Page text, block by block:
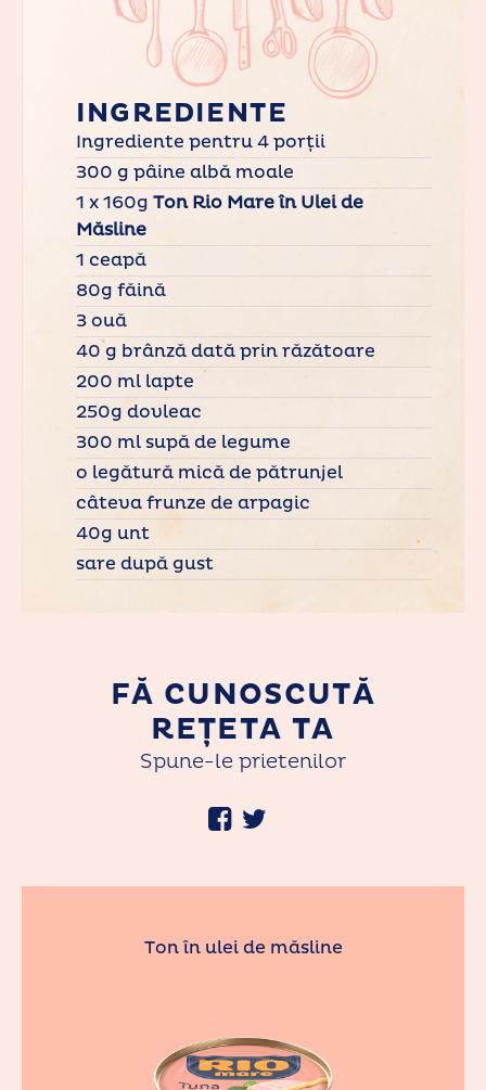
INGREDIENTE
Ingrediente pentru 4 porții
300 g pâine albă moale
1 x 160g Ton Rio Mare în Ulei de
Măsline
1 ceapă
80g făină
3 ouă
40 g brânză dată prin răzătoare
200 ml lapte
250g dovleac
300 ml supă de legume
o legătură mică de pătrunjel
câteva frunze de arpagic
40g unt
sare după gust
FĂ CUNOSCUTĂ
REȚETA TA
Spune-le prietenilor
Ton în ulei de măsline